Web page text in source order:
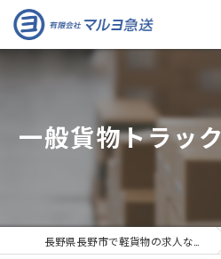
一般貨物トラッ